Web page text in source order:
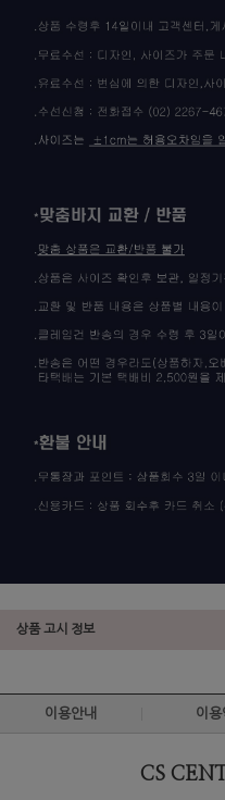
상품 고시 정보
이용안내 이용
CS